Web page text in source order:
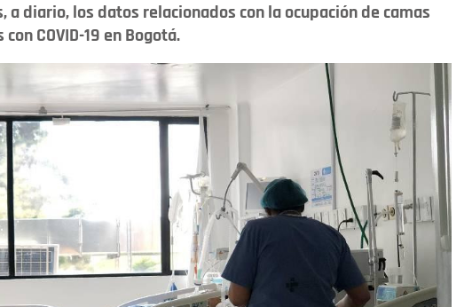
diario, los datos relacionados con la ocupación de camas
COVID-19 en Bogotá.